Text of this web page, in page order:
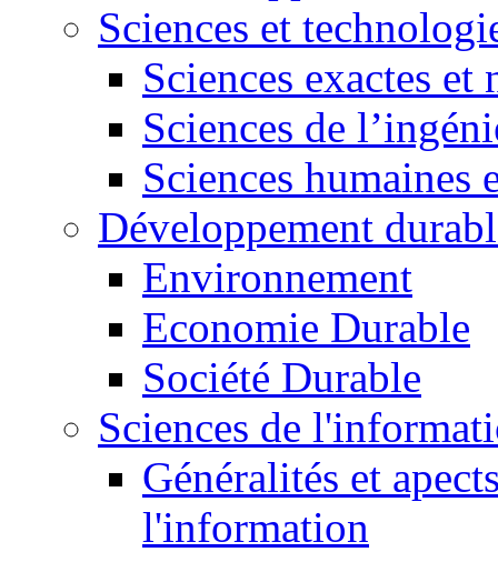
Sciences et
Sciences exactes et
Sciences de
Sciences humaines
Développement
Environnement
Economie Durable
Société Durable
Sciences de
Généralités et
l'information